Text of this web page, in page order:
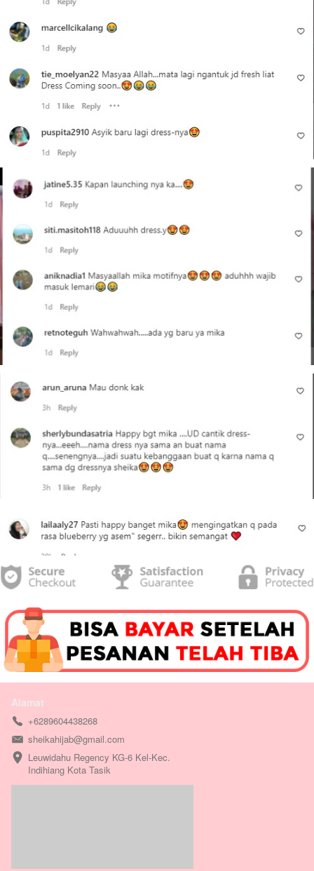
Alamat
+6289604438268
sheikahijab@gmail.com
Leuwidahu Regency KG-6 Kel-Kec.
Indihiang Kota Tasik